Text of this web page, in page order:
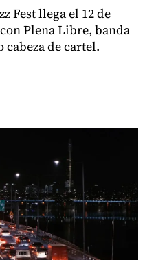
Fest llega el 12 de
Plena Libre, banda
de cartel.